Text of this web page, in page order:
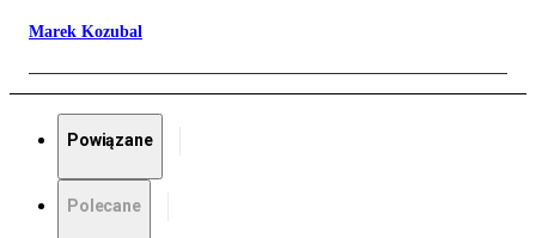
Marek Kozubal
Powiązane
Polecane